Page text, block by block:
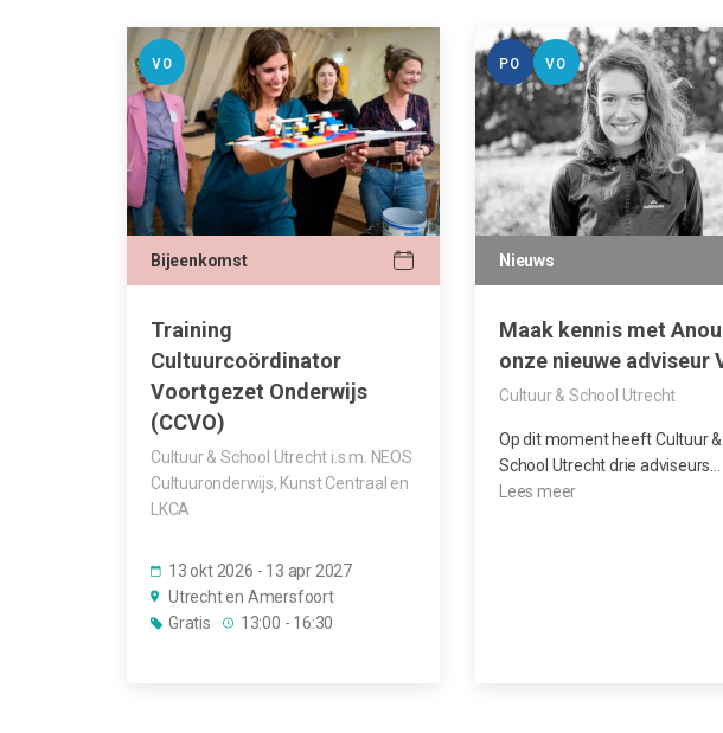
VO
Bijeenkomst
Training
Cultuurcoördinator
Voortgezet Onderwijs
(CCVO)
Cultuur & School Utrecht i.s.m. NEOS
Cultuuronderwijs, Kunst Centraal en
LKCA
13 okt 2026 - 13 apr 2027
Utrecht en Amersfoort
Gratis
13:00 - 16:30
PO VO
Nieuws
Maak kennis met
onze nieuwe adviseur
Cultuur & School Utrecht
Op dit moment heeft Cultuur &
School Utrecht drie adviseurs…